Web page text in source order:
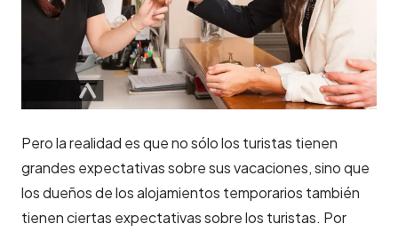
Pero la realidad es que no sólo los turistas tienen
grandes expectativas sobre sus vacaciones, sino que
los dueños de los alojamientos temporarios también
tienen ciertas expectativas sobre los turistas. Por